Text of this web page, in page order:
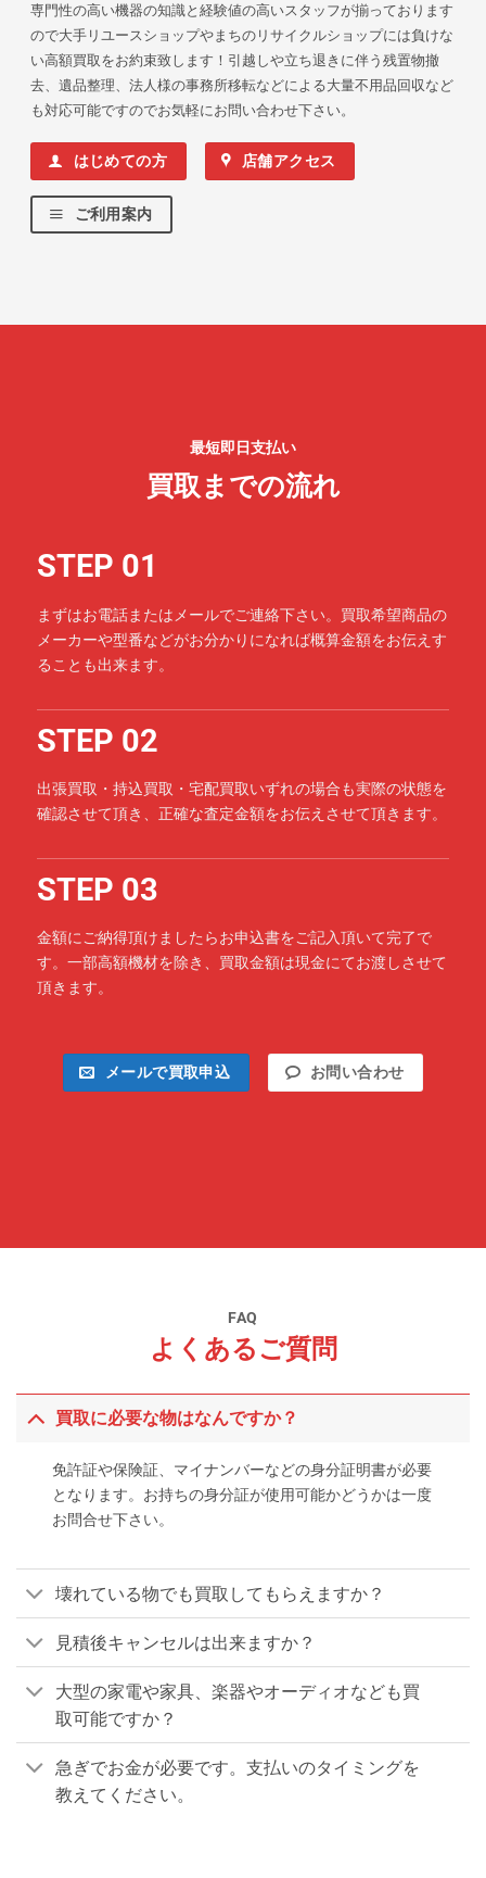
専門性の高い機器の知識と経験値の高いスタッフが揃っております
ので大手リユースショップやまちのリサイクルショップには負けな
い高額買取をお約束致します！引越しや立ち退きに伴う残置物撤
去、遺品整理、法人様の事務所移転などによる大量不用品回収など
も対応可能ですのでお気軽にお問い合わせ下さい。
はじめての方 店舗アクセス
ご利用案内
最短即日支払い
買取までの流れ
STEP 01
まずはお電話またはメールでご連絡下さい。買取希望商品の
メーカーや型番などがお分かりになれば概算金額をお伝えす
ることも出来ます。
STEP 02
出張買取・持込買取・宅配買取いずれの場合も実際の状態を
確認させて頂き、正確な査定金額をお伝えさせて頂きます。
STEP 03
金額にご納得頂けましたらお申込書をご記入頂いて完了で
す。一部高額機材を除き、買取金額は現金にてお渡しさせて
頂きます。
メールで買取申込 お問い合わせ
FAQ
よくあるご質問
買取に必要な物はなんですか？
免許証や保険証、マイナンバーなどの身分証明書が必要
となります。お持ちの身分証が使用可能かどうかは一度
お問合せ下さい。
壊れている物でも買取してもらえますか？
見積後キャンセルは出来ますか？
大型の家電や家具、楽器やオーディオなども買
取可能ですか？
急ぎでお金が必要です。支払いのタイミングを
教えてください。